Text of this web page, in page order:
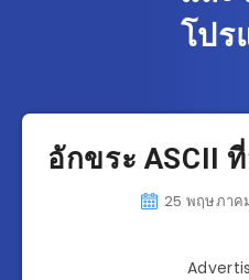
โปร
อักขระ ASCII
25 พฤษภาค